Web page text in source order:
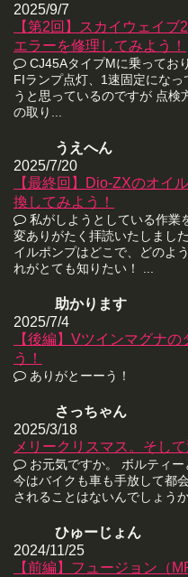
2025/9/7
【第2回】スカイウェイ
エラーを修理してみよう！
CJ45AタイプMに乗ってお
FIランプ点灯、1速固定にな
うと思っているのですが 点
の取り...
うえへん
2025/7/20
【最終回】Dio-ZXのオイ
換してみよう！
私がしようとしている作業
変ありがたく拝読いたしまし
イルポンプはどこで、どのよ
れがとても知りたい！ ...
助かります
2025/7/4
【後編】Vツインマグナ
う！
ありがとーーう！
さっちゃん
2025/3/18
メリークリスマス。そし
お元気ですか。 ボルティー
今はバイクも車も手放して都
されることはないんでしょうか
ひゅーじょん
2024/11/25
【前編】フュージョン（